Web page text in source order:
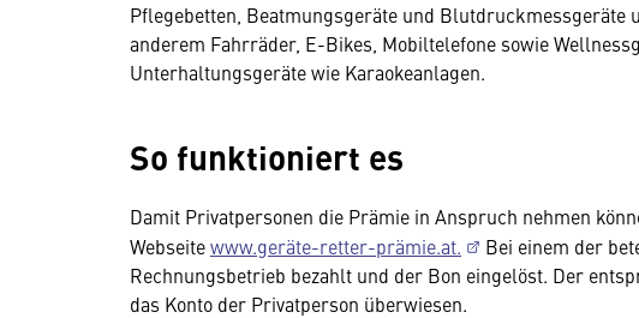
Pflegebetten, Beatmungsgeräte und
anderem Fahrräder, E-Bikes, Mobiltelefone sowie
Unterhaltungsgeräte wie Karaokeanlagen.
So funktioniert es
Damit Privatpersonen die Prämie in Anspruch nehmen
Webseitewww.geräte-retter-prämie.at.
Bei einem der
Rechnungsbetrieb bezahlt und der Bon eingelöst. Der
das Konto der Privatperson überwiesen.